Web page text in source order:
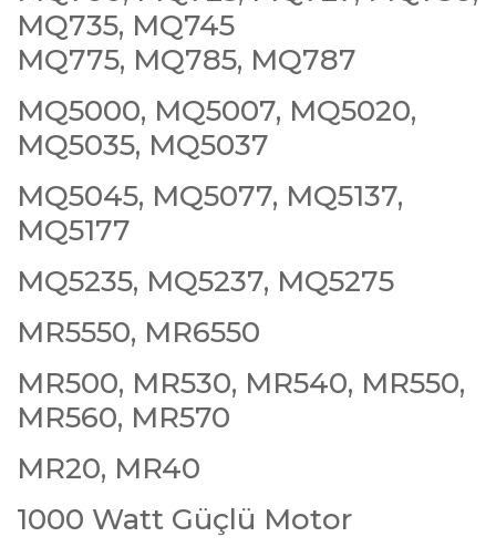
MQ735, MQ745
MQ775, MQ785, MQ787
MQ5000, MQ5007, MQ5020,
MQ5035, MQ5037
MQ5045, MQ5077, MQ5137,
MQ5177
MQ5235, MQ5237, MQ5275
MR5550, MR6550
MR500, MR530, MR540, MR550,
MR560, MR570
MR20, MR40
1000 Watt Güçlü Motor